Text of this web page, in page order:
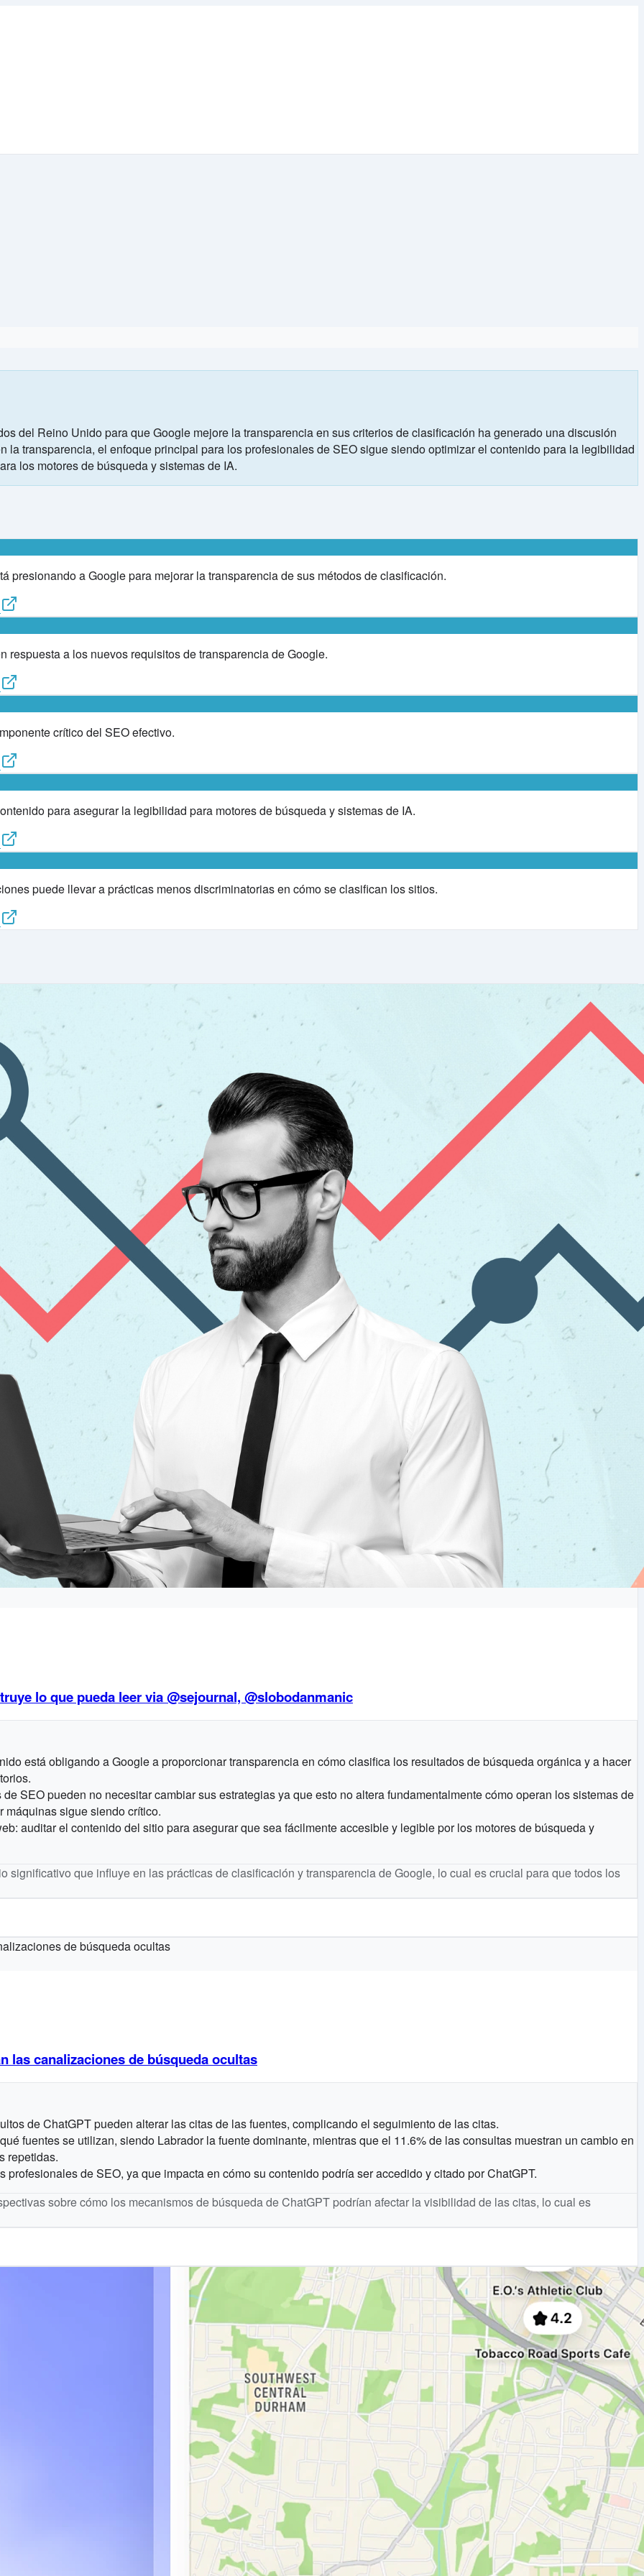
del Reino Unido para que Google mejore la transparencia en sus criterios de clasificación ha generado una discusión
la transparencia, el enfoque principal para los profesionales de SEO sigue siendo optimizar el contenido para la legibilidad
los motores de búsqueda y sistemas de IA.
presionando a Google para mejorar la transparencia de sus métodos de clasificación.
a los nuevos requisitos de transparencia de Google.
crítico del SEO efectivo.
para asegurar la legibilidad para motores de búsqueda y sistemas de IA.
puede llevar a prácticas menos discriminatorias en cómo se clasifican los sitios.
lo que pueda leer via @sejournal, @slobodanmanic
está obligando a Google a proporcionar transparencia en cómo clasifica los resultados de búsqueda orgánica y a hacer
SEO pueden no necesitar cambiar sus estrategias ya que esto no altera fundamentalmente cómo operan los sistemas de
sigue siendo crítico.
auditar el contenido del sitio para asegurar que sea fácilmente accesible y legible por los motores de búsqueda y
significativo que influye en las prácticas de clasificación y transparencia de Google, lo cual es crucial para que todos los
las canalizaciones de búsqueda ocultas
de ChatGPT pueden alterar las citas de las fuentes, complicando el seguimiento de las citas.
fuentes se utilizan, siendo Labrador la fuente dominante, mientras que el 11.6% de las consultas muestran un cambio en
repetidas.
de SEO, ya que impacta en cómo su contenido podría ser accedido y citado por ChatGPT.
sobre cómo los mecanismos de búsqueda de ChatGPT podrían afectar la visibilidad de las citas, lo cual es